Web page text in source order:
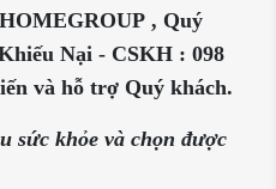
, Quý
Nại - CSKH : 098
và hỗ trợ Quý khách.
sức khỏe và chọn được